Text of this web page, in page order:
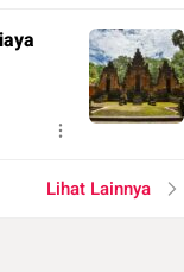
Lihat Lainnya